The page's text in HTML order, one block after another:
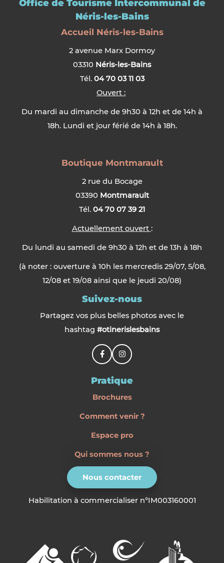
Office de Tourisme Intercommunal de
Néris-les-Bains
Accueil Néris-les-Bains
2 avenue Marx Dormoy
03310 Néris-les-Bains
Tél. 04 70 03 11 03
Ouvert :
Du mardi au dimanche de 9h30 à 12h et de 14h à
18h. Lundi et jour férié de 14h à 18h.
Boutique Montmarault
2 rue du Bocage
03390 Montmarault
Tél. 04 70 07 39 21
Actuellement ouvert :
Du lundi au samedi de 9h30 à 12h et de 13h à 18h
(à noter : ouverture à 10h les mercredis 29/07, 5/08,
12/08 et 19/08 ainsi que le jeudi 20/08)
Suivez-nous
Partagez vos plus belles photos avec le
hashtag #otinerislesbains
Pratique
Brochures
Comment venir ?
Espace pro
Qui sommes nous ?
Nous contacter
Habilitation à commercialiser n°IM003160001